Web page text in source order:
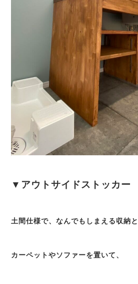
▼アウトサイドストッカー
土間仕様で、なんでもしまえる収納
カーペットやソファーを置いて、